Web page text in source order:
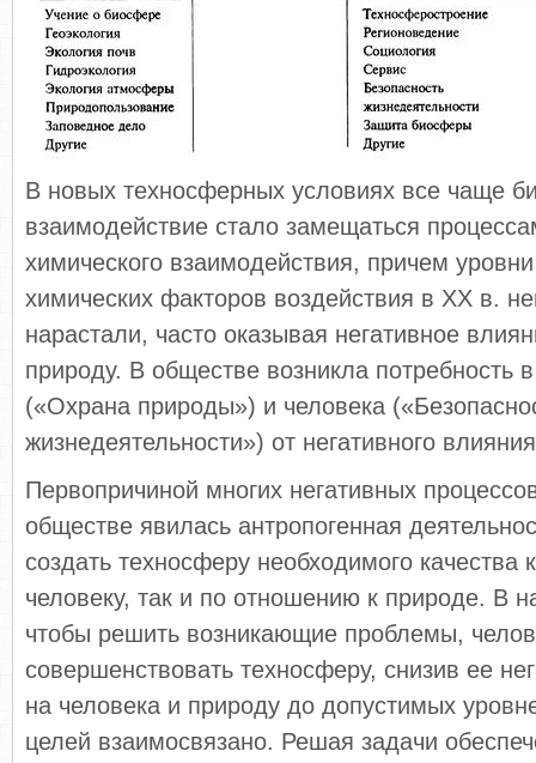
В новых техносферных условиях все чаще
взаимодействие стало замещаться
химического взаимодействия, причем
химических факторов воздействия в XX в.
нарастали, часто оказывая негативное
природу. В обществе возникла потребность
(«Охрана природы») и человека
жизнедеятельности») от негативного
Первопричиной многих негативных
обществе явилась антропогенная
создать техносферу необходимого качества
человеку, так и по отношению к природе. В
чтобы решить возникающие проблемы,
совершенствовать техносферу, снизив ее
на человека и природу до допустимых
целей взаимосвязано. Решая задачи